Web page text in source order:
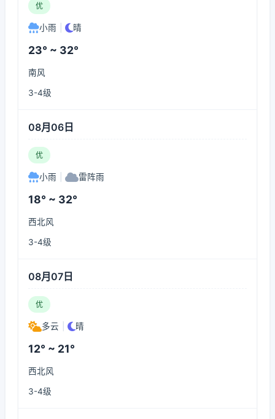
优
小雨 晴
23° ~ 32°
南风
3-4级
08月06日
优
小雨 雷阵雨
18° ~ 32°
西北风
3-4级
08月07日
优
多云 晴
12° ~ 21°
西北风
3-4级